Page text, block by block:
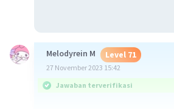
Melodyrein M Level 71
27 November 2023 15:42
Jawaban terverifikasi